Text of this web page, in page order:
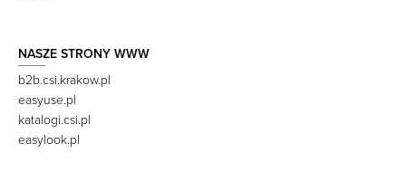
NASZE STRONY WWW
b2b.csi.krakow.pl
easyuse.pl
katalogi.csi.pl
easylook.pl